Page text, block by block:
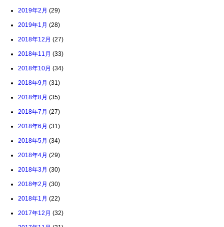
2019年2月 (29)
2019年1月 (28)
2018年12月 (27)
2018年11月 (33)
2018年10月 (34)
2018年9月 (31)
2018年8月 (35)
2018年7月 (27)
2018年6月 (31)
2018年5月 (34)
2018年4月 (29)
2018年3月 (30)
2018年2月 (30)
2018年1月 (22)
2017年12月 (32)